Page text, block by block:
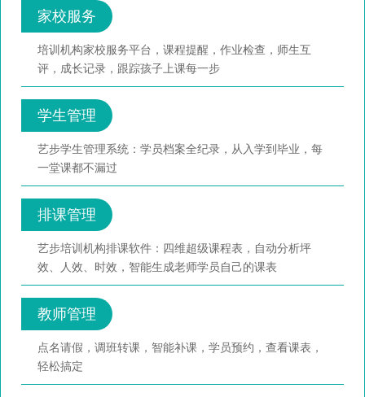
家校服务
培训机构家校服务平台，课程提醒，作业检查，师生互
评，成长记录，跟踪孩子上课每一步
学生管理
艺步学生管理系统：学员档案全纪录，从入学到毕业，每
一堂课都不漏过
排课管理
艺步培训机构排课软件：四维超级课程表，自动分析坪
效、人效、时效，智能生成老师学员自己的课表
教师管理
点名请假，调班转课，智能补课，学员预约，查看课表，
轻松搞定